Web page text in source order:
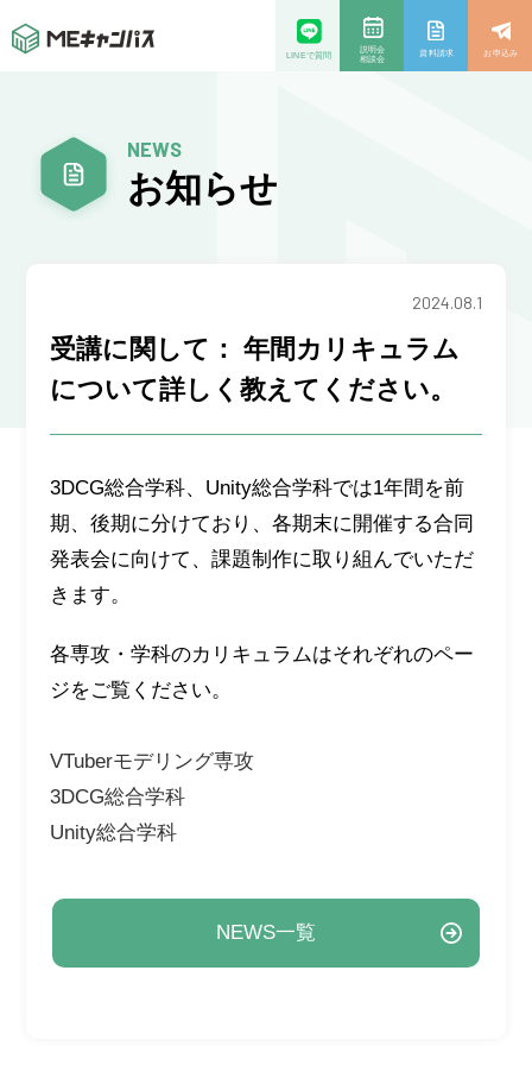
LINEで質問
説明会
相談会
資料請求 お申込み
NEWS
お知らせ
受講に関して： 年間カリキュラム
について詳しく教えてください。
2024.08.1
3DCG総合学科、Unity総合学科では1年間を前
期、後期に分けており、各期末に開催する合同
発表会に向けて、課題制作に取り組んでいただ
きます。
各専攻・学科のカリキュラムはそれぞれのペー
ジをご覧ください。
VTuberモデリング専攻
3DCG総合学科
Unity総合学科
NEWS一覧